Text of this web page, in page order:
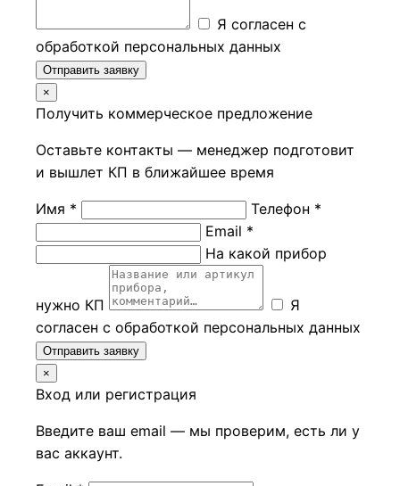
Я согласен с
обработкой персональных данных
Отправить заявку
×
Получить коммерческое предложение
Оставьте контакты — менеджер подготовит
и вышлет КП в ближайшее время
Имя *
Телефон *
Email *
На какой прибор
нужно КП
Я
согласен с обработкой персональных данных
Отправить заявку
×
Вход или регистрация
Введите ваш email — мы проверим, есть ли у
вас аккаунт.